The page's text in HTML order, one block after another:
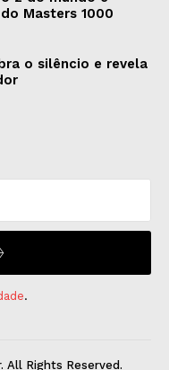
Masters 1000
o silêncio e revela
.
All Rights Reserved.